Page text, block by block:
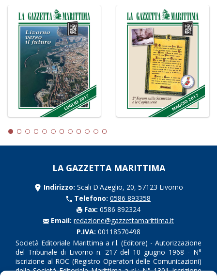
LA GAZZETTA MARITTIMA
Indirizzo: Scali D'Azeglio, 20, 57123 Livorno
Telefono: 0586 893358
Fax: 0586 892324
Email: redazione@gazzettamarittima.it
P.IVA: 00118570498
Società Editoriale Marittima a r.l. (Editore) - Autorizzazione
del Tribunale di Livorno n. 217 del 10 giugno 1968 - N°
iscrizione al ROC (Registro Operatori delle Comunicazioni)
della Società Editoriale Marittima a r.l.: N° 1301 Iscrizione